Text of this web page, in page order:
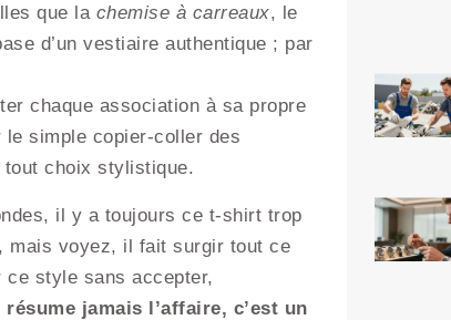
que la chemise à carreaux, le
d’un vestiaire authentique ; par
chaque association à sa propre
simple copier-coller des
tout choix stylistique.
il y a toujours ce t-shirt trop
mais voyez, il fait surgir tout ce
ce style sans accepter,
résume jamais l’affaire, c’est un